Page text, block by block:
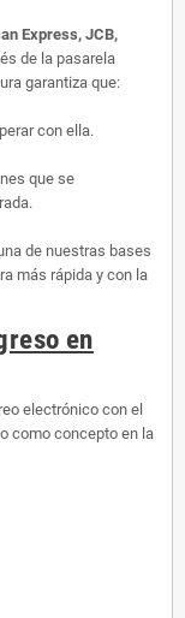
Express, JCB,
de la pasarela
garantiza que:
con ella.
que se
de nuestras bases
más rápida y con la
en
electrónico con el
como concepto en la